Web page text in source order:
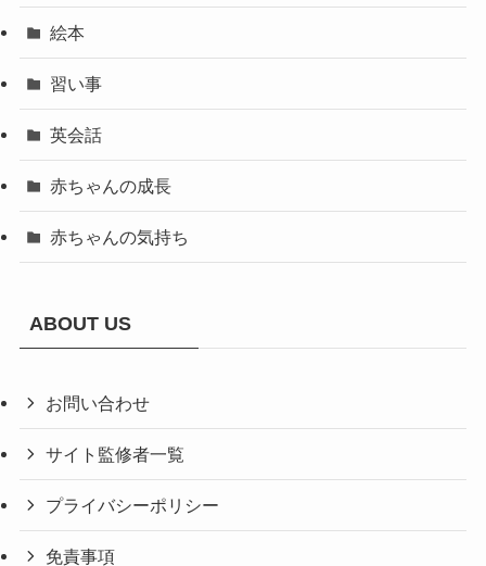
絵本
習い事
英会話
赤ちゃんの成長
赤ちゃんの気持ち
ABOUT US
お問い合わせ
サイト監修者一覧
プライバシーポリシー
免責事項